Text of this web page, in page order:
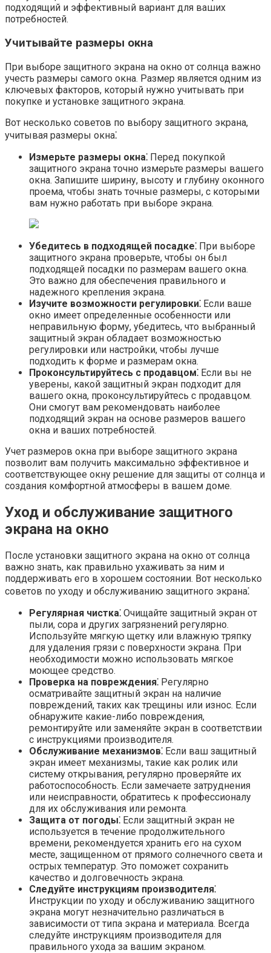
подходящий и эффективный вариант для ваших
потребностей.​
Учитывайте размеры окна
При выборе защитного экрана на окно от солнца важно
учесть размеры самого окна.​ Размер является одним из
ключевых факторов, который нужно учитывать при
покупке и установке защитного экрана.​
Вот несколько советов по выбору защитного экрана,
учитывая размеры окна⁚
Измерьте размеры окна⁚ Перед покупкой
защитного экрана точно измерьте размеры вашего
окна.​ Запишите ширину, высоту и глубину оконного
проема, чтобы знать точные размеры, с которыми
вам нужно работать при выборе экрана.
Убедитесь в подходящей посадке⁚ При выборе
защитного экрана проверьте, чтобы он был
подходящей посадки по размерам вашего окна.​
Это важно для обеспечения правильного и
надежного крепления экрана.​
Изучите возможности регулировки⁚ Если ваше
окно имеет определенные особенности или
неправильную форму, убедитесь, что выбранный
защитный экран обладает возможностью
регулировки или настройки, чтобы лучше
подходить к форме и размерам окна.​
Проконсультируйтесь с продавцом⁚ Если вы не
уверены, какой защитный экран подходит для
вашего окна, проконсультируйтесь с продавцом.​
Они смогут вам рекомендовать наиболее
подходящий экран на основе размеров вашего
окна и ваших потребностей.​
Учет размеров окна при выборе защитного экрана
позволит вам получить максимально эффективное и
соответствующее окну решение для защиты от солнца и
создания комфортной атмосферы в вашем доме.​
Уход и обслуживание защитного
экрана на окно
После установки защитного экрана на окно от солнца
важно знать, как правильно ухаживать за ним и
поддерживать его в хорошем состоянии.​ Вот несколько
советов по уходу и обслуживанию защитного экрана⁚
Регулярная чистка⁚ Очищайте защитный экран от
пыли, сора и других загрязнений регулярно.
Используйте мягкую щетку или влажную тряпку
для удаления грязи с поверхности экрана.​ При
необходимости можно использовать мягкое
моющее средство.​
Проверка на повреждения⁚ Регулярно
осматривайте защитный экран на наличие
повреждений, таких как трещины или износ. Если
обнаружите какие-либо повреждения,
ремонтируйте или заменяйте экран в соответствии
с инструкциями производителя.​
Обслуживание механизмов⁚ Если ваш защитный
экран имеет механизмы, такие как ролик или
систему открывания, регулярно проверяйте их
работоспособность.​ Если замечаете затруднения
или неисправности, обратитесь к профессионалу
для их обслуживания или ремонта.
Защита от погоды⁚ Если защитный экран не
используется в течение продолжительного
времени, рекомендуется хранить его на сухом
месте, защищенном от прямого солнечного света и
острых температур. Это поможет сохранить
качество и долговечность экрана.​
Следуйте инструкциям производителя⁚
Инструкции по уходу и обслуживанию защитного
экрана могут незначительно различаться в
зависимости от типа экрана и материала.​ Всегда
следуйте инструкциям производителя для
правильного ухода за вашим экраном.​